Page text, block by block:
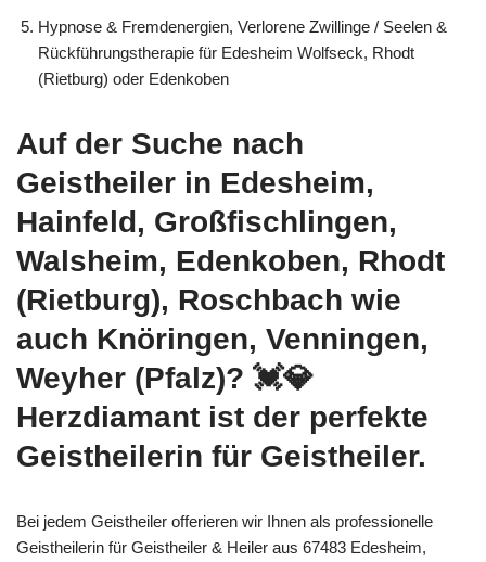
Hypnose & Fremdenergien, Verlorene Zwillinge / Seelen &
Rückführungstherapie für Edesheim Wolfseck, Rhodt
(Rietburg) oder Edenkoben
Auf der Suche nach
Geistheiler in Edesheim,
Hainfeld, Großfischlingen,
Walsheim, Edenkoben, Rhodt
(Rietburg), Roschbach wie
auch Knöringen, Venningen,
Weyher (Pfalz)? 💓️💎
Herzdiamant ist der perfekte
Geistheilerin für Geistheiler.
Bei jedem Geistheiler offerieren wir Ihnen als professionelle
Geistheilerin für Geistheiler & Heiler aus 67483 Edesheim,